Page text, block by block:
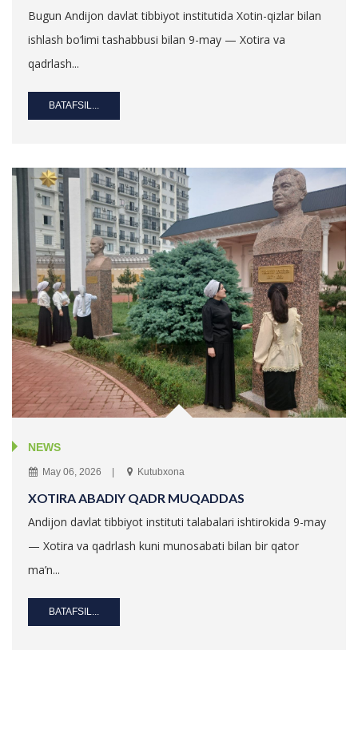
Bugun Andijon davlat tibbiyot institutida Xotin-qizlar bilan
ishlash bo‘limi tashabbusi bilan 9-may — Xotira va
qadrlash...
BATAFSIL...
NEWS
May 06, 2026 Kutubxona
XOTIRA ABADIY QADR MUQADDAS
Andijon davlat tibbiyot instituti talabalari ishtirokida 9-may
— Xotira va qadrlash kuni munosabati bilan bir qator
ma’n...
BATAFSIL...